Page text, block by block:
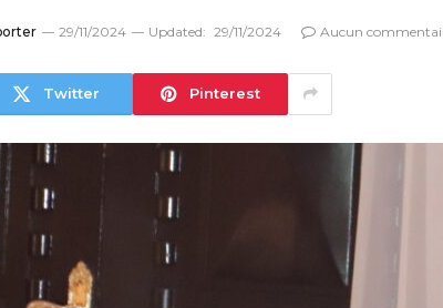
29/11/2024 Updated: 29/11/2024 Aucun
Twitter Pinterest